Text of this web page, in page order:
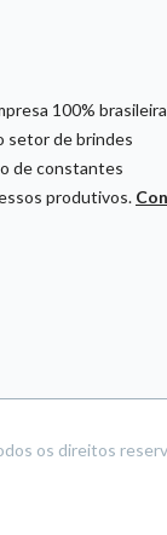
100%
setor de brindes
de constantes
produtivos.
os direitos